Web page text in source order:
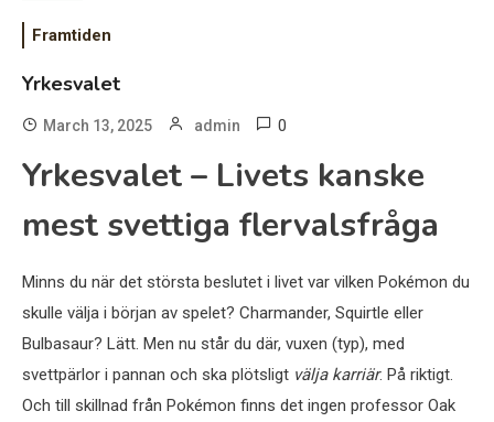
Framtiden
Yrkesvalet
March 13, 2025 admin 0
Yrkesvalet – Livets kanske
mest svettiga flervalsfråga
Minns du när det största beslutet i livet var vilken Pokémon du
skulle välja i början av spelet? Charmander, Squirtle eller
Bulbasaur? Lätt. Men nu står du där, vuxen (typ), med
svettpärlor i pannan och ska plötsligt välja karriär. På riktigt.
Och till skillnad från Pokémon finns det ingen professor Oak